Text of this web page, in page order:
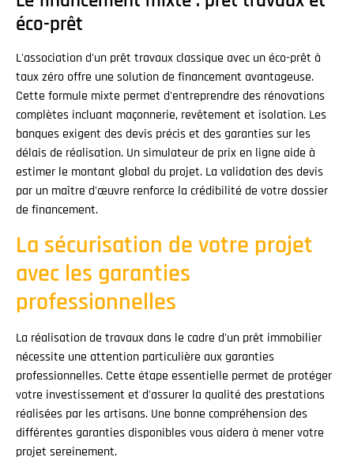
éco-prêt
L'association d'un prêt travaux classique avec un éco-prêt à
taux zéro offre une solution de financement avantageuse.
Cette formule mixte permet d'entreprendre des rénovations
complètes incluant maçonnerie, revêtement et isolation. Les
banques exigent des devis précis et des garanties sur les
délais de réalisation. Un simulateur de prix en ligne aide à
estimer le montant global du projet. La validation des devis
par un maître d'œuvre renforce la crédibilité de votre dossier
de financement.
La sécurisation de votre projet
avec les garanties
professionnelles
La réalisation de travaux dans le cadre d'un prêt immobilier
nécessite une attention particulière aux garanties
professionnelles. Cette étape essentielle permet de protéger
votre investissement et d'assurer la qualité des prestations
réalisées par les artisans. Une bonne compréhension des
différentes garanties disponibles vous aidera à mener votre
projet sereinement.